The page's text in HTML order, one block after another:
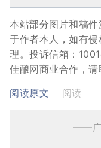
本站部分图片和稿
于作者本人，如有
理。投诉信箱：
佳酿网商业合作，请
阅读原文
阅读
——广